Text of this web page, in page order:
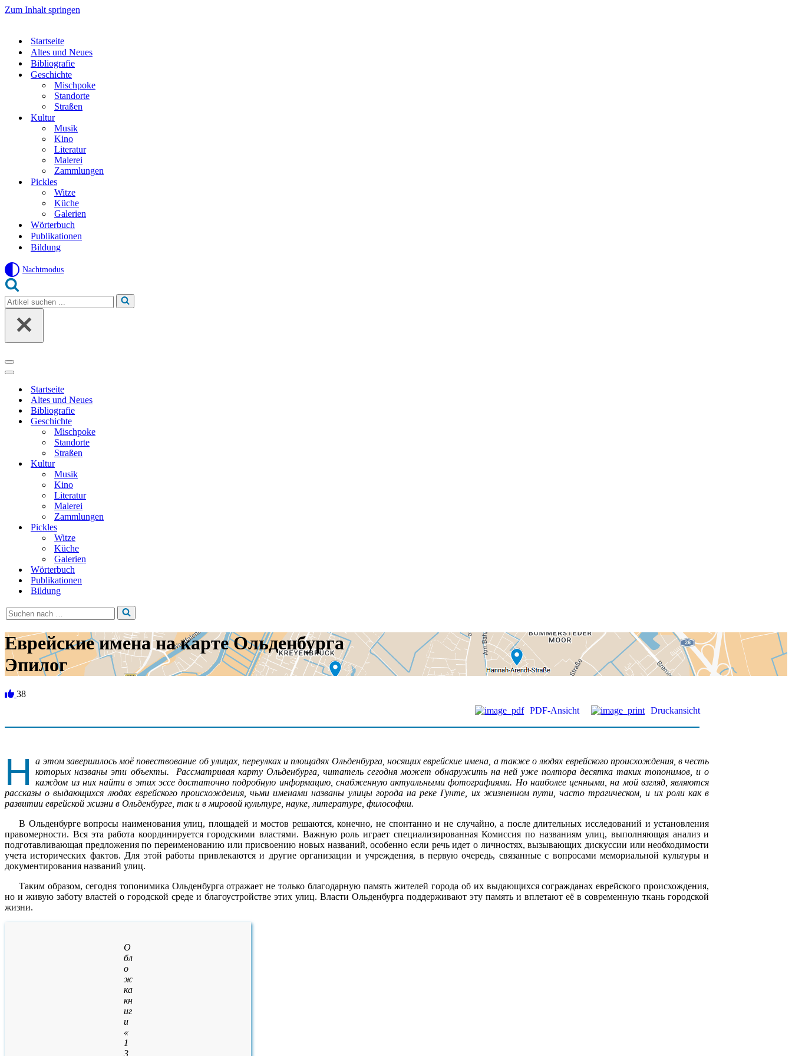
Zum Inhalt springen
Startseite
Altes und Neues
Bibliografie
Geschichte
Mischpoke
Standorte
Straßen
Kultur
Musik
Kino
Literatur
Malerei
Zammlungen
Pickles
Witze
Küche
Galerien
Wörterbuch
Publikationen
Bildung
Nachtmodus
Suchen
nach …
Navigationsmenü
Navigationsmenü
Startseite
Altes und Neues
Bibliografie
Geschichte
Mischpoke
Standorte
Straßen
Kultur
Musik
Kino
Literatur
Malerei
Zammlungen
Pickles
Witze
Küche
Galerien
Wörterbuch
Publikationen
Bildung
Suchen
nach …
Еврейские имена на карте Ольденбурга
Эпилог
38
PDF-Ansicht
Druckansicht
Н
а этом завершилось моё повествование об улицах, переулках и площадях Ольденбурга, носящих еврейские имена, а также о людях еврейского происхождения, в честь
которых названы эти объекты. Рассматривая карту Ольденбурга, читатель сегодня может обнаружить на ней уже полтора десятка таких топонимов, и о
каждом из них найти в этих эссе достаточно подробную информацию, снабженную актуальными фотографиями. Но наиболее ценными, на мой взгляд, являются
рассказы о выдающихся людях еврейского происхождения, чьми именами названы улицы города на реке Гунте, их жизненном пути, часто трагическом, и их роли как в
развитии еврейской жизни в Ольденбурге, так и в мировой культуре, науке, литературе, философии.
В Ольденбурге вопросы наименования улиц, площадей и мостов решаются, конечно, не спонтанно и не случайно, а после длительных исследований и установления
правомерности. Вся эта работа координируется городскими властями. Важную роль играет специализированная Комиссия по названиям улиц, выполняющая анализ и
подготавливающая предложения по переименованию или присвоению новых названий, особенно если речь идет о личностях, вызывающих дискуссии или необходимости
учета исторических фактов. Для этой работы привлекаются и другие организации и учреждения, в первую очередь, связанные с вопросами мемориальной культуры и
документирования названий улиц.
Таким образом, сегодня топонимика Ольденбурга отражает не только благодарную память жителей города об их выдающихся согражданах еврейского происхождения,
но и живую заботу властей о городской среде и благоустройстве этих улиц. Власти Ольденбурга поддерживают эту память и вплетают её в современную ткань городской
жизни.
О
бл
о
ж
ка
кн
иг
и
«
1
3